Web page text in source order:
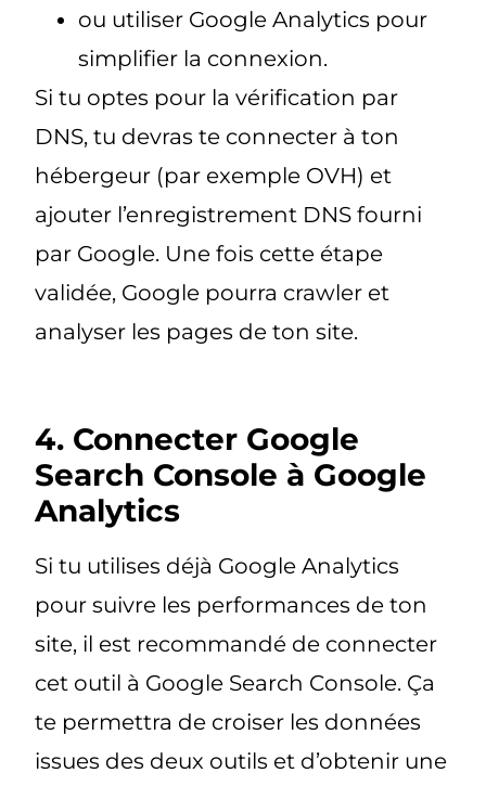
ou utiliser Google Analytics pour
simplifier la connexion.
Si tu optes pour la vérification par
DNS, tu devras te connecter à ton
hébergeur (par exemple OVH) et
ajouter l’enregistrement DNS fourni
par Google. Une fois cette étape
validée, Google pourra crawler et
analyser les pages de ton site.
4. Connecter Google
Search Console à Google
Analytics
Si tu utilises déjà Google Analytics
pour suivre les performances de ton
site, il est recommandé de connecter
cet outil à Google Search Console. Ça
te permettra de croiser les données
issues des deux outils et d’obtenir une